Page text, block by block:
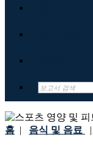
홈 | 음식 및 음료 |